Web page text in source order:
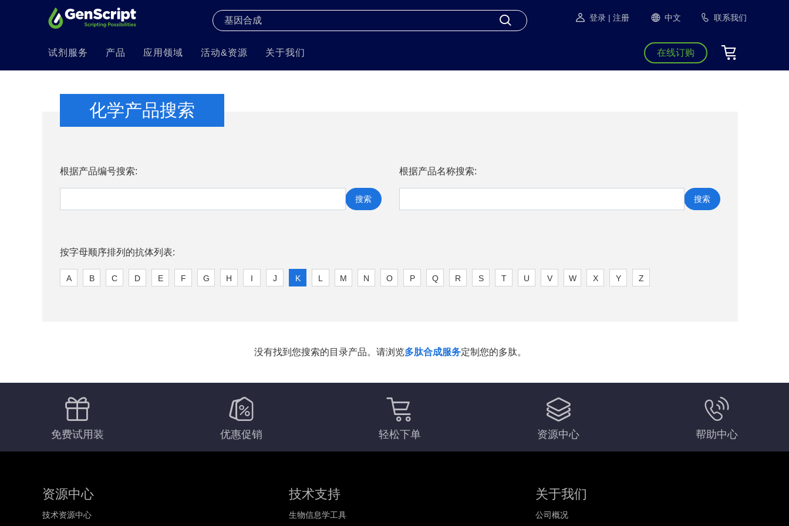
登录 | 注册 中文 联系我们
试剂服务 产品 应用领域 活动&资源 关于我们 在线订购
化学产品搜索
根据产品编号搜索:
搜索
根据产品名称搜索:
搜索
按字母顺序排列的抗体列表:
A B C D E F G H I J K L M N O P Q R S T U V W X Y Z
没有找到您搜索的目录产品。请浏览多肽合成服务定制您的多肽。
免费试用装 优惠促销 轻松下单 资源中心 帮助中心
资源中心
技术资源中心
技术支持
生物信息学工具
关于我们
公司概况